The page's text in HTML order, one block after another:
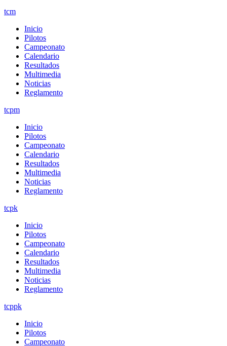
tcm
Inicio
Pilotos
Campeonato
Calendario
Resultados
Multimedia
Noticias
Reglamento
tcpm
Inicio
Pilotos
Campeonato
Calendario
Resultados
Multimedia
Noticias
Reglamento
tcpk
Inicio
Pilotos
Campeonato
Calendario
Resultados
Multimedia
Noticias
Reglamento
tcppk
Inicio
Pilotos
Campeonato